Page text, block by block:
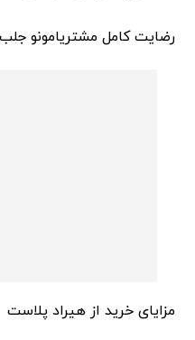
رضایت کامل مشتریامونو
مزایای خرید از هیراد پلاست